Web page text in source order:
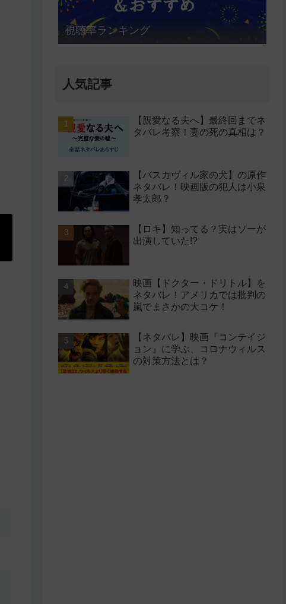
視聴率ランキング
人気記事
【親愛なる夫へ】最終回までネ
タバレ考察！妻の死の真相は？
【バスカヴィル家の犬】の原作
ネタバレ！映画版の犯人は小泉
孝太郎？
【ロキ】知ってる？実はソーが
出演していた!?
映画【ドクター・ドリトル】を
ネタバレ！アメリカでは批判の
嵐でまさかの大コケ！
【ネタバレ】映画『コンテイジ
ョン』に学ぶ、コロナウィルス
の対策方法とは？